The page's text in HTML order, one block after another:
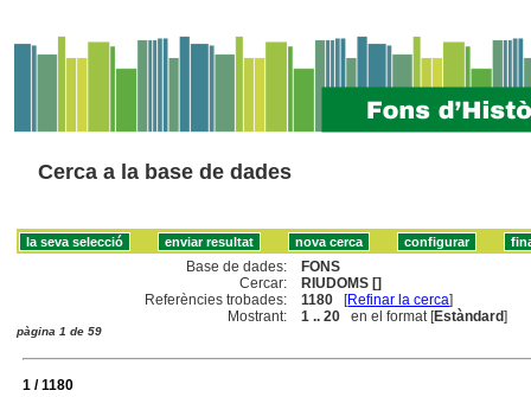
Cerca a la base de dades
Base de dades:
FONS
Cercar:
RIUDOMS []
Referències trobades:
1180 [Refinar la cerca]
Mostrant:
1 .. 20 en el format [Estàndard]
pàgina 1 de 59
1 / 1180